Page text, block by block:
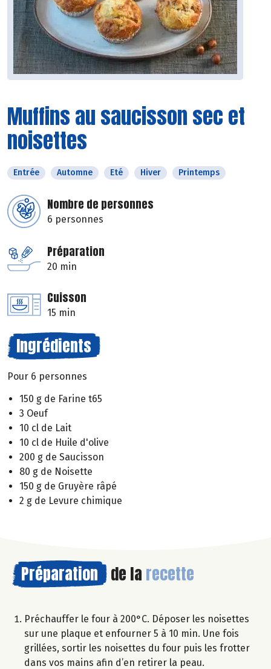
Muffins au saucisson sec et
noisettes
Entrée Automne Eté Hiver Printemps
Nombre de personnes
6 personnes
Préparation
20 min
Cuisson
15 min
Ingrédients
Pour 6 personnes
150 g de Farine t65
3 Oeuf
10 cl de Lait
10 cl de Huile d'olive
200 g de Saucisson
80 g de Noisette
150 g de Gruyère râpé
2 g de Levure chimique
Préparation de la recette
Préchauffer le four à 200°C. Déposer les noisettes
sur une plaque et enfourner 5 à 10 min. Une fois
grillées, sortir les noisettes du four puis les frotter
dans vos mains afin d’en retirer la peau.